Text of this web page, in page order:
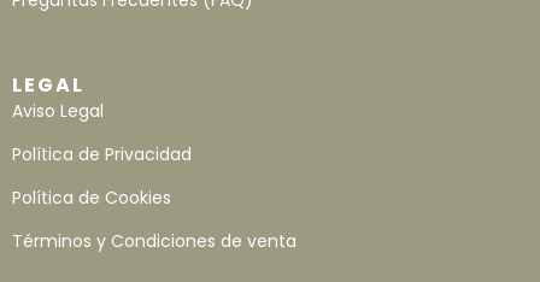
LEGAL
Aviso Legal
Política de Privacidad
Política de Cookies
Términos y Condiciones de venta